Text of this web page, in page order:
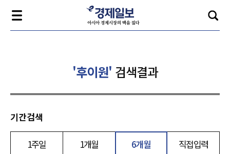
'후이원' 검색결과
기간검색
1주일 1개월 6개월 직접입력